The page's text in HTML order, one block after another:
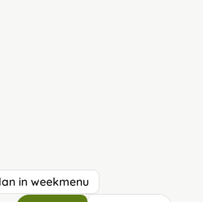
in weekmenu